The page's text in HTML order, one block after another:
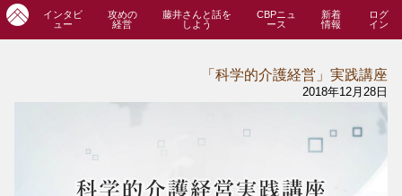
インタビ
ュー
攻めの
経営
藤井さんと話を
しよう
CBPニュ
ース
新着
情報
ログ
イン
「科学的介護経営」実践講座
2018年12月28日